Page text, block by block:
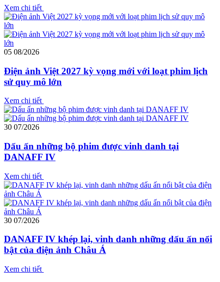
Xem chi tiết
05 08/2026
Điện ảnh Việt 2027 kỳ vọng mới với loạt phim lịch
sử quy mô lớn
Xem chi tiết
30 07/2026
Dấu ấn những bộ phim được vinh danh tại
DANAFF IV
Xem chi tiết
30 07/2026
DANAFF IV khép lại, vinh danh những dấu ấn nổi
bật của điện ảnh Châu Á
Xem chi tiết